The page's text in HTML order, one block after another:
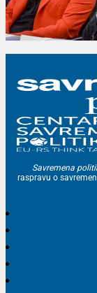
Savremena
raspravu o